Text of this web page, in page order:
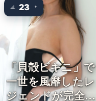
23
「貝殻ビキニ」で
一世を風靡したレ
ジェンドが完全復